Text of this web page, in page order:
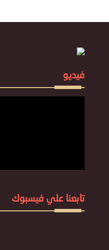
فيديو
تابعنا علي فيسبوك